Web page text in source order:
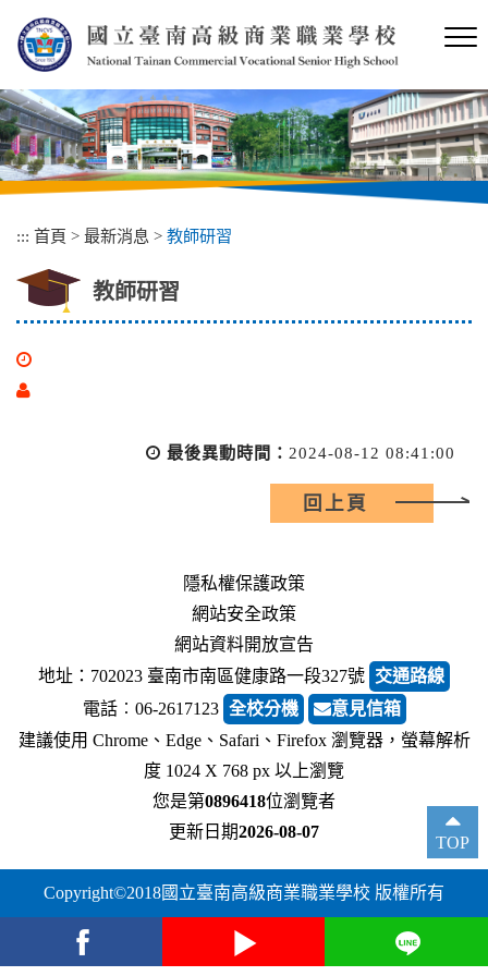
內
容
區
塊
::: 首頁 > 最新消息 > 教師研習
教師研習
最後異動時間： 2024-08-12 08:41:00
回上頁
隱私權保護政策
網站安全政策
網站資料開放宣告
地址：702023 臺南市南區健康路一段327號 交通路線
電話︰06-2617123 全校分機
意見信箱
建議使用 Chrome、Edge、Safari、Firefox 瀏覽器，螢幕解析
度 1024 X 768 px 以上瀏覽
您是第0896418位瀏覽者
更新日期2026-08-07
Copyright©2018國立臺南高級商業職業學校 版權所有
TOP